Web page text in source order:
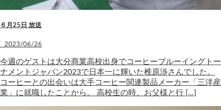
６月25日 放送
2023/06/26
今週のゲストは大分商業高校出身でコーヒーブルーイングトー
ナメントジャパン2023で日本一に輝いた椎原渉さんでした。
コーヒーとの出会いは大手コーヒー関連製品メーカー「三洋産
業」に就職したことから。 高校生の時、お父様と行 […]